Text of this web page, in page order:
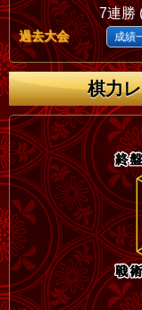
7連勝
過去大会 成績
棋力